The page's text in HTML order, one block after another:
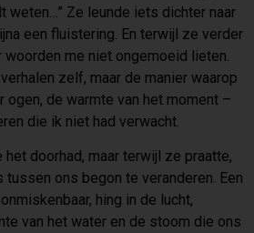
weten…” Ze leunde iets dichter naar
een fluistering. En terwijl ze verder
woorden me niet ongemoeid lieten.
zelf, maar de manier waarop
ogen, de warmte van het moment –
die ik niet had verwacht.
doorhad, maar terwijl ze praatte,
ons begon te veranderen. Een
hing in de lucht,
van het water en de stoom die ons